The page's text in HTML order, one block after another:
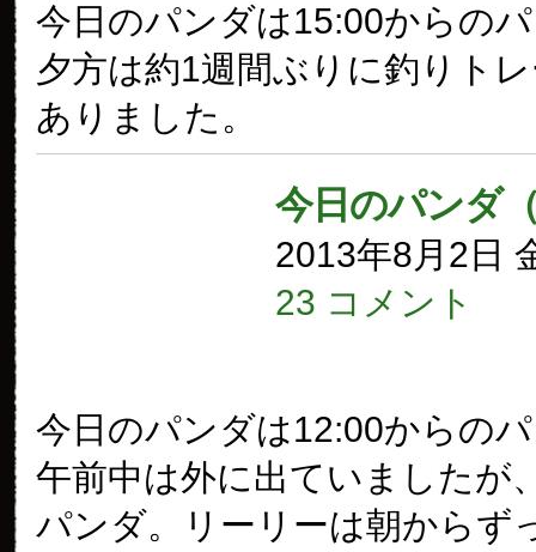
今日のパンダは15:00からの
夕方は約1週間ぶりに釣りト
ありました。
今日のパンダ
2013年8月2日
23 コメント
今日のパンダは12:00からの
午前中は外に出ていましたが
パンダ。リーリーは朝からず